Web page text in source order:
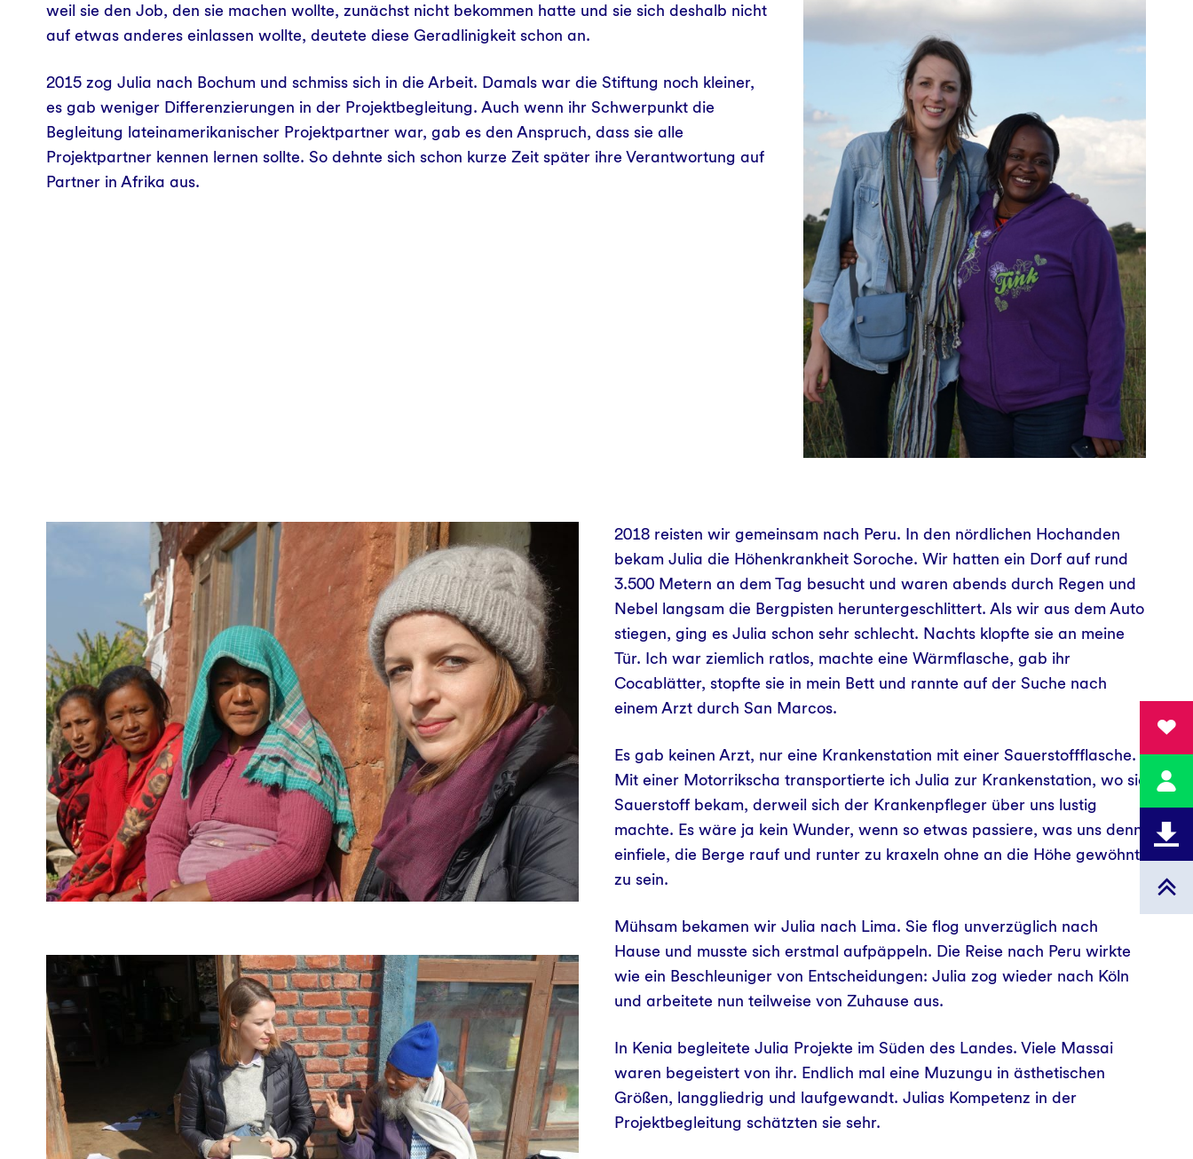
weil sie den Job, den sie machen wollte, zunächst nicht bekommen hatte und sie sich deshalb nicht
auf etwas anderes einlassen wollte, deutete diese Geradlinigkeit schon an.
2015 zog Julia nach Bochum und schmiss sich in die Arbeit. Damals war die Stiftung noch kleiner,
es gab weniger Differenzierungen in der Projektbegleitung. Auch wenn ihr Schwerpunkt die
Begleitung lateinamerikanischer Projektpartner war, gab es den Anspruch, dass sie alle
Projektpartner kennen lernen sollte. So dehnte sich schon kurze Zeit später ihre Verantwortung auf
Partner in Afrika aus.
2018 reisten wir gemeinsam nach Peru. In den nördlichen Hochanden
bekam Julia die Höhenkrankheit Soroche. Wir hatten ein Dorf auf rund
3.500 Metern an dem Tag besucht und waren abends durch Regen und
Nebel langsam die Bergpisten heruntergeschlittert. Als wir aus dem Auto
stiegen, ging es Julia schon sehr schlecht. Nachts klopfte sie an meine
Tür. Ich war ziemlich ratlos, machte eine Wärmflasche, gab ihr
Cocablätter, stopfte sie in mein Bett und rannte auf der Suche nach
einem Arzt durch San Marcos.
Es gab keinen Arzt, nur eine Krankenstation mit einer Sauerstoffflasche.
Mit einer Motorrikscha transportierte ich Julia zur Krankenstation, wo sie
Sauerstoff bekam, derweil sich der Krankenpfleger über uns lustig
machte. Es wäre ja kein Wunder, wenn so etwas passiere, was uns denn
einfiele, die Berge rauf und runter zu kraxeln ohne an die Höhe gewöhnt
zu sein.
Mühsam bekamen wir Julia nach Lima. Sie flog unverzüglich nach
Hause und musste sich erstmal aufpäppeln. Die Reise nach Peru wirkte
wie ein Beschleuniger von Entscheidungen: Julia zog wieder nach Köln
und arbeitete nun teilweise von Zuhause aus.
In Kenia begleitete Julia Projekte im Süden des Landes. Viele Massai
waren begeistert von ihr. Endlich mal eine Muzungu in ästhetischen
Größen, langgliedrig und laufgewandt. Julias Kompetenz in der
Projektbegleitung schätzten sie sehr.